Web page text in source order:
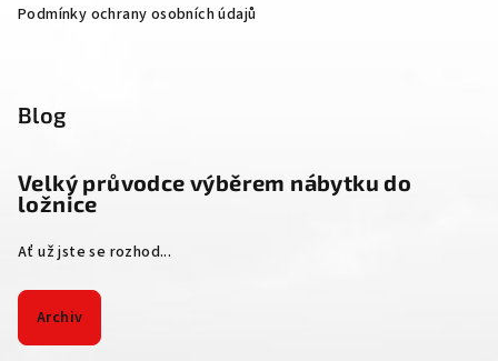
Podmínky ochrany osobních údajů
Blog
Velký průvodce výběrem nábytku do
ložnice
Ať už jste se rozhod...
Archiv